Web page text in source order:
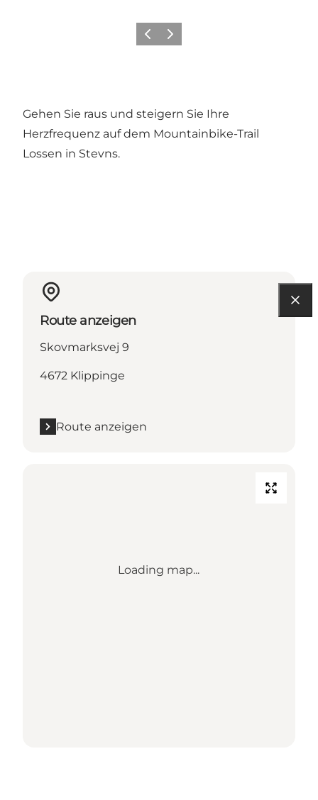
ZurückWeiter
Gehen Sie raus und steigern Sie Ihre
Herzfrequenz auf dem Mountainbike-Trail
Lossen in Stevns.
Route anzeigen
Skovmarksvej 9
4672 Klippinge
Route anzeigen
Loading map...